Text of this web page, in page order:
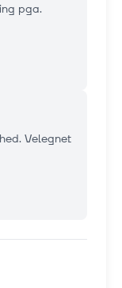
pga.
Velegnet